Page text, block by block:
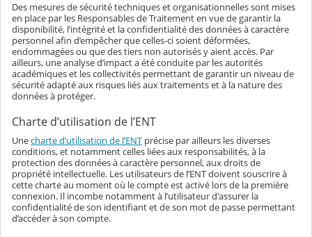
Des mesures de sécurité techniques et organisationnelles sont mises
en place par les Responsables de Traitement en vue de garantir la
disponibilité, l’intégrité et la confidentialité des données à caractère
personnel afin d’empêcher que celles-ci soient déformées,
endommagées ou que des tiers non autorisés y aient accès. Par
ailleurs, une analyse d’impact a été conduite par les autorités
académiques et les collectivités permettant de garantir un niveau de
sécurité adapté aux risques liés aux traitements et à la nature des
données à protéger.
Charte d’utilisation de l’ENT
Unecharte d’utilisation de l’ENT précise par ailleurs les diverses
conditions, et notamment celles liées aux responsabilités, à la
protection des données à caractère personnel, aux droits de
propriété intellectuelle. Les utilisateurs de l’ENT doivent souscrire à
cette charte au moment où le compte est activé lors de la première
connexion. Il incombe notamment à l’utilisateur d'assurer la
confidentialité de son identifiant et de son mot de passe permettant
d’accéder à son compte.